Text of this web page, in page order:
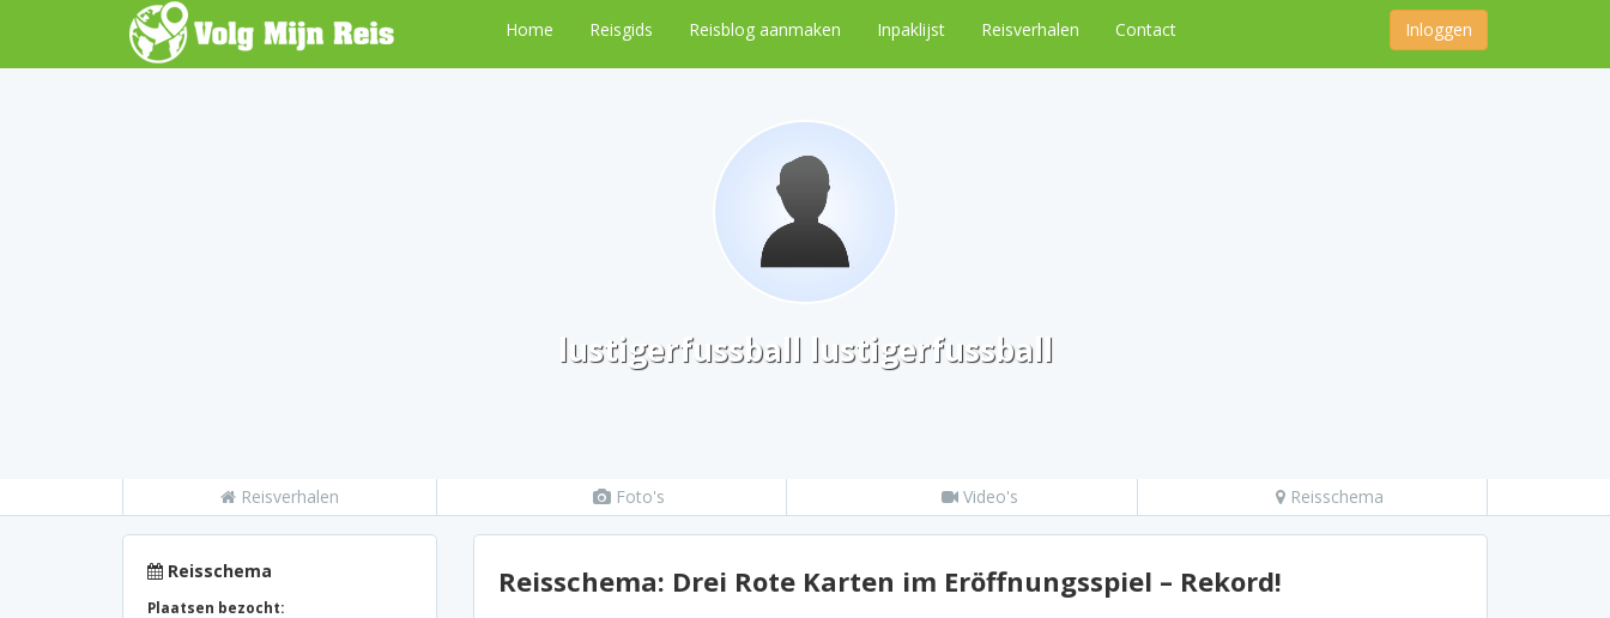
Home Reisgids Reisblog aanmaken Inpaklijst Reisverhalen Contact Inloggen
lustigerfussball lustigerfussball
Reisverhalen Foto's Video's Reisschema
Reisschema
Plaatsen bezocht:
Reisschema: Drei Rote Karten im Eröffnungsspiel – Rekord!